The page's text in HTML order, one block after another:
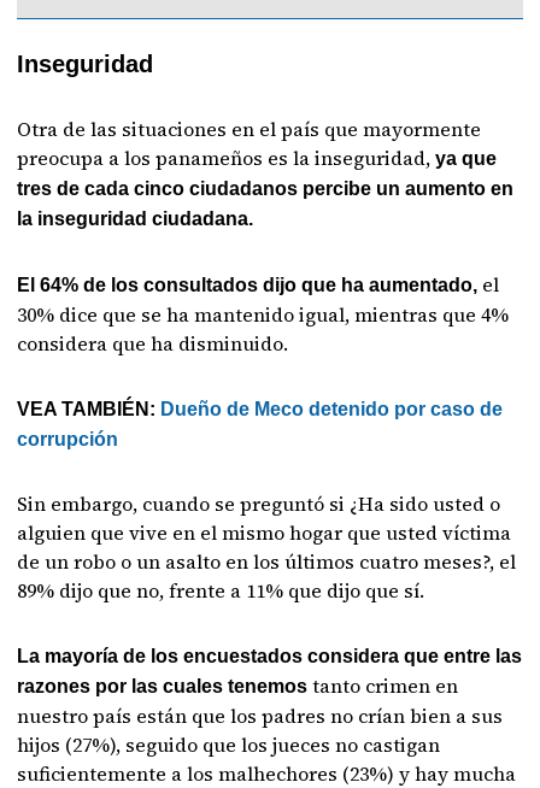
Inseguridad
Otra de las situaciones en el país que mayormente
preocupa a los panameños es la inseguridad,ya que
tres de cada cinco ciudadanos percibe un aumento en
la inseguridad ciudadana.
El 64% de los consultados dijo que ha aumentado, el
30% dice que se ha mantenido igual, mientras que 4%
considera que ha disminuido.
VEA TAMBIÉN: Dueño de Meco detenido por caso de
corrupción
Sin embargo, cuando se preguntó si ¿Ha sido usted o
alguien que vive en el mismo hogar que usted víctima
de un robo o un asalto en los últimos cuatro meses?, el
89% dijo que no, frente a 11% que dijo que sí.
La mayoría de los encuestados considera que entre las
razones por las cuales tenemostanto crimen en
nuestro país están que los padres no crían bien a sus
hijos (27%), seguido que los jueces no castigan
suficientemente a los malhechores (23%) y hay mucha